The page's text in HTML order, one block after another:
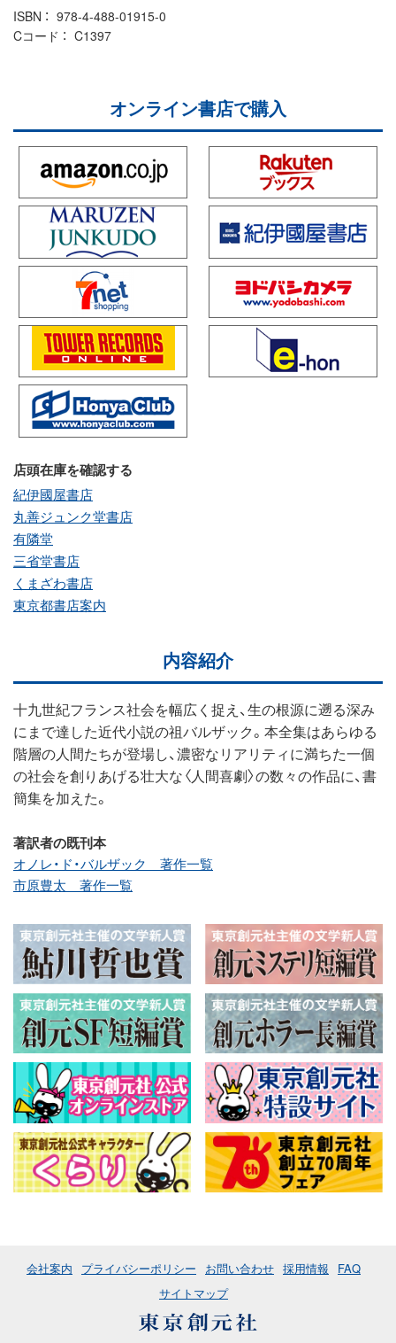
ISBN
978-4-488-01915-0
Cコード
C1397
オンライン書店で購入
店頭在庫を確認する
紀伊國屋書店
丸善ジュンク堂書店
有隣堂
三省堂書店
くまざわ書店
東京都書店案内
内容紹介
十九世紀フランス社会を幅広く捉え、生の根源に遡る深み
にまで達した近代小説の祖バルザック。本全集はあらゆる
階層の人間たちが登場し、濃密なリアリティに満ちた一個
の社会を創りあげる壮大な〈人間喜劇〉の数々の作品に、書
簡集を加えた。
著訳者の既刊本
オノレ・ド・バルザック 著作一覧
市原豊太 著作一覧
会社案内 プライバシーポリシー お問い合わせ 採用情報
FAQ
サイトマップ